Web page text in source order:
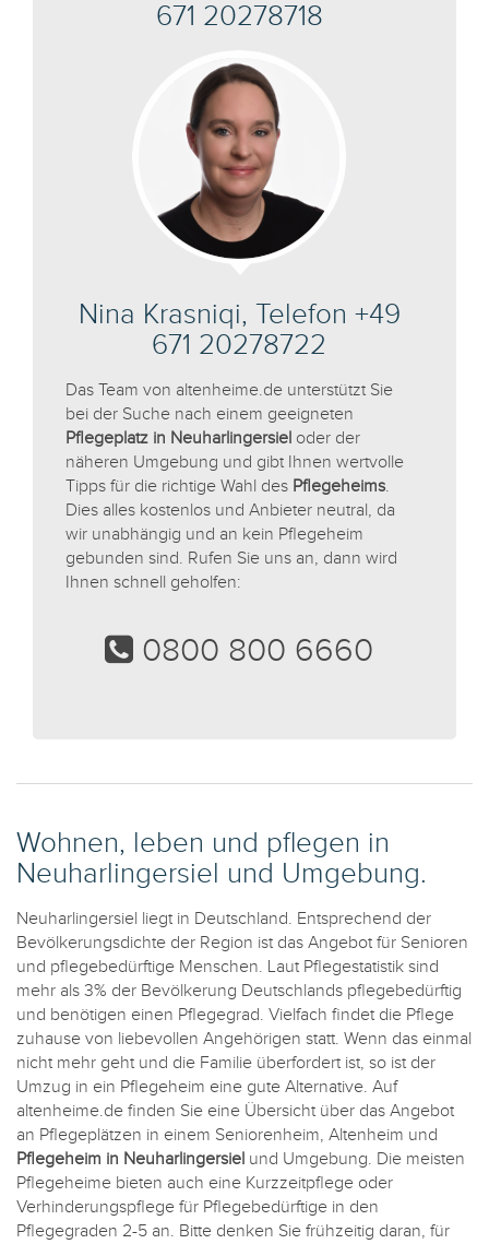
671 20278718
Nina Krasniqi, Telefon +49
671 20278722
Das Team von altenheime.de unterstützt Sie
bei der Suche nach einem geeigneten
Pflegeplatz in Neuharlingersiel oder der
näheren Umgebung und gibt Ihnen wertvolle
Tipps für die richtige Wahl des Pflegeheims.
Dies alles kostenlos und Anbieter neutral, da
wir unabhängig und an kein Pflegeheim
gebunden sind. Rufen Sie uns an, dann wird
Ihnen schnell geholfen:
0800 800 6660
Wohnen, leben und pflegen in
Neuharlingersiel und Umgebung.
Neuharlingersiel liegt in Deutschland. Entsprechend der
Bevölkerungsdichte der Region ist das Angebot für Senioren
und pflegebedürftige Menschen. Laut Pflegestatistik sind
mehr als 3% der Bevölkerung Deutschlands pflegebedürftig
und benötigen einen Pflegegrad. Vielfach findet die Pflege
zuhause von liebevollen Angehörigen statt. Wenn das einmal
nicht mehr geht und die Familie überfordert ist, so ist der
Umzug in ein Pflegeheim eine gute Alternative. Auf
altenheime.de finden Sie eine Übersicht über das Angebot
an Pflegeplätzen in einem Seniorenheim, Altenheim und
Pflegeheim in Neuharlingersiel und Umgebung. Die meisten
Pflegeheime bieten auch eine Kurzzeitpflege oder
Verhinderungspflege für Pflegebedürftige in den
Pflegegraden 2-5 an. Bitte denken Sie frühzeitig daran, für